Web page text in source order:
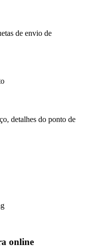
de envio de
detalhes do ponto de
online